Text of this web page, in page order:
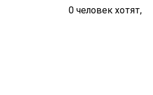
0 человек хотят,